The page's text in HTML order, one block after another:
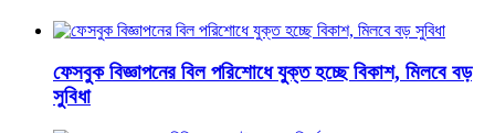
ফেসবুক বিজ্ঞাপনের বিল পরিশোধে যুক্ত হচ্ছে বিকাশ, মিলবে বড়
সুবিধা